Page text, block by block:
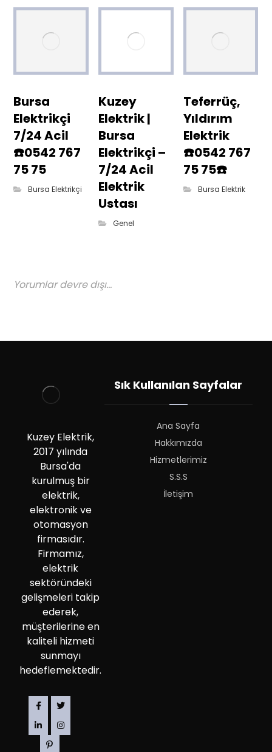
Bursa
Elektrikçi
7/24 Acil
☎️0542 767
75 75
Bursa Elektrikçi
Kuzey
Elektrik |
Bursa
Elektrikçi –
7/24 Acil
Elektrik
Ustası
Genel
Teferrüç,
Yıldırım
Elektrik
☎️0542 767
75 75☎️
Bursa Elektrik
Yorumlar devre dışı...
Kuzey Elektrik,
2017 yılında
Bursa'da
kurulmuş bir
elektrik,
elektronik ve
otomasyon
firmasıdır.
Firmamız,
elektrik
sektöründeki
gelişmeleri takip
ederek,
müşterilerine en
kaliteli hizmeti
sunmayı
hedeflemektedir.
Sık Kullanılan Sayfalar
Ana Sayfa
Hakkımızda
Hizmetlerimiz
S.S.S
İletişim